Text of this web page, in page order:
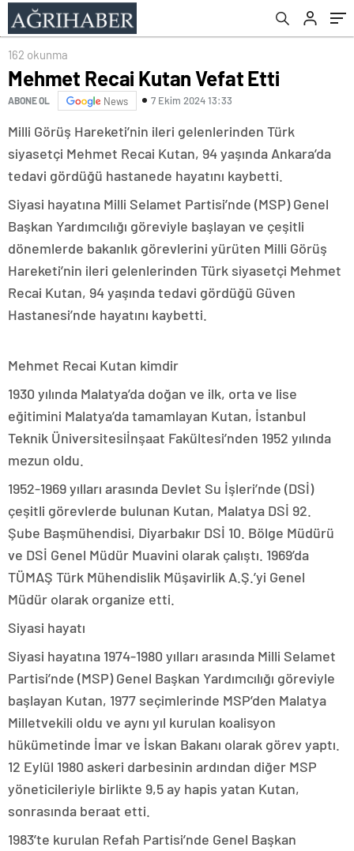
162 okunma
Mehmet Recai Kutan Vefat Etti
ABONE OL News 7 Ekim 2024 13:33
Milli Görüş Hareketi’nin ileri gelenlerinden Türk
siyasetçi Mehmet Recai Kutan, 94 yaşında Ankara’da
tedavi gördüğü hastanede hayatını kaybetti.
Siyasi hayatına Milli Selamet Partisi’nde (MSP) Genel
Başkan Yardımcılığı göreviyle başlayan ve çeşitli
dönemlerde bakanlık görevlerini yürüten Milli Görüş
Hareketi’nin ileri gelenlerinden Türk siyasetçi Mehmet
Recai Kutan, 94 yaşında tedavi gördüğü Güven
Hastanesi’nde hayatını kaybetti.
Mehmet Recai Kutan kimdir
1930 yılında Malatya’da doğan ve ilk, orta ve lise
eğitimini Malatya’da tamamlayan Kutan, İstanbul
Teknik Üniversitesiİnşaat Fakültesi’nden 1952 yılında
mezun oldu.
1952-1969 yılları arasında Devlet Su İşleri’nde (DSİ)
çeşitli görevlerde bulunan Kutan, Malatya DSİ 92.
Şube Başmühendisi, Diyarbakır DSİ 10. Bölge Müdürü
ve DSİ Genel Müdür Muavini olarak çalıştı. 1969’da
TÜMAŞ Türk Mühendislik Müşavirlik A.Ş.’yi Genel
Müdür olarak organize etti.
Siyasi hayatı
Siyasi hayatına 1974-1980 yılları arasında Milli Selamet
Partisi’nde (MSP) Genel Başkan Yardımcılığı göreviyle
başlayan Kutan, 1977 seçimlerinde MSP’den Malatya
Milletvekili oldu ve aynı yıl kurulan koalisyon
hükümetinde İmar ve İskan Bakanı olarak görev yaptı.
12 Eylül 1980 askeri darbesinin ardından diğer MSP
yöneticileriyle birlikte 9,5 ay hapis yatan Kutan,
sonrasında beraat etti.
1983’te kurulan Refah Partisi’nde Genel Başkan